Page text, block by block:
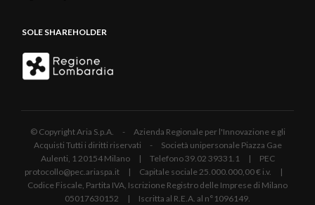
SOLE SHAREHOLDER
© Copyright Aria S.p.A. - Azienda Regionale per l'Innovazione e gli
Acquisti Tutti i diritti riservati - Società unipersonale Piazza Gae
Aulenti, 1 20154 Milano | Telefono 39.02 39331.1 | PEC
protocollo@pec.ariaspa.it | Capitale sociale 25.000.000,00 € i.v. |
Codice Fiscale, Partita IVA, Iscrizione Registro delle Imprese di Milano
05017630152 | Iscritta al R.E.A. al n°1096149.